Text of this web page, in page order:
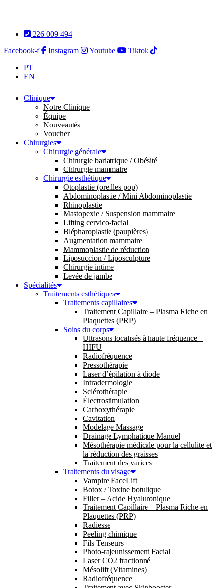
226 009 494
Facebook-f
Instagram Youtube
Tiktok
PT
EN
Clinique
Notre Clinique
Équipe
Nouveautés
Voucher
Chirurgies
Chirurgie générale
Chirurgie bariatrique / Obésité
Chirurgie mammaire
Chirurgie esthétique
Otoplastie (oreilles pop)
Abdominoplastie / Mini Abdominoplastie
Rhinoplastie
Mastopexie / Suspension mammaire
Lifting cervico-facial
Blépharoplastie (paupières)
Augmentation mammaire
Mammoplastie de réduction
Liposuccion / Liposculpture
Chirurgie intime
Levée de jambe
Spécialités
Traitements esthétiques
Traitements capillaires
Traitement Capillaire – Plasma Riche en
Plaquettes (PRP)
Soins du corps
Ultrasons localisés à haute fréquence –
HIFU
Radiofréquence
Pressothérapie
Laser d’épilation à diode
Intradermologie
Sclérothérapie
Électrostimulation
Carboxythérapie
Cavitation
Modelage Massage
Drainage Lymphatique Manuel
Mésothérapie médicale pour la cellulite et
la réduction des graisses
Traitement des varices
Traitements du visage
Vampire FaceLift
Botox / Toxine botulique
Filler – Acide Hyaluronique
Traitement Capillaire – Plasma Riche en
Plaquettes (PRP)
Radiesse
Peeling chimique
Fils Tenseurs
Photo-rajeunissement Facial
Laser CO2 fractionné
Mésolift (Vitamines)
Radiofréquence